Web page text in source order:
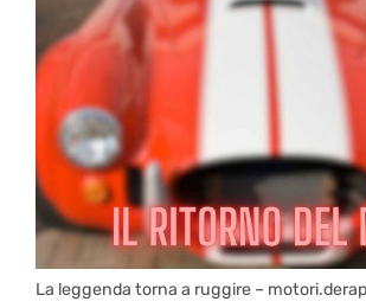
La leggenda torna a ruggire –